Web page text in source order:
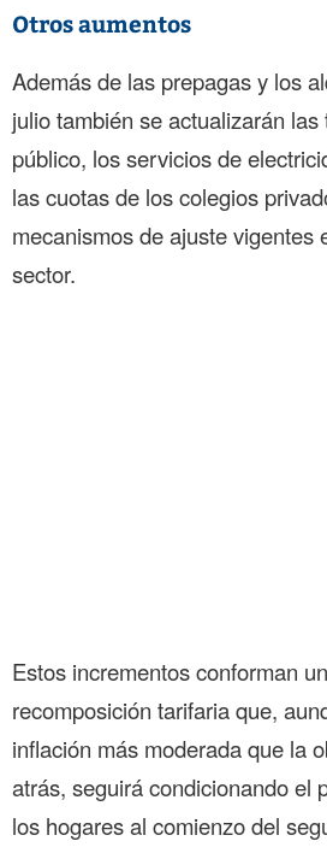
Otros aumentos
Además de las prepagas y los
julio también se actualizarán
público, los servicios de
las cuotas de los colegios
mecanismos de ajuste vigentes
sector.
Estos incrementos conforman
recomposición tarifaria que,
inflación más moderada que la
atrás, seguirá condicionando el
los hogares al comienzo del